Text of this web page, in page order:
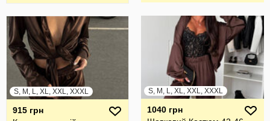
S, M, L, XL, XXL, XXXL
915 грн
S, M, L, XL, XXL, XXXL
1040 грн